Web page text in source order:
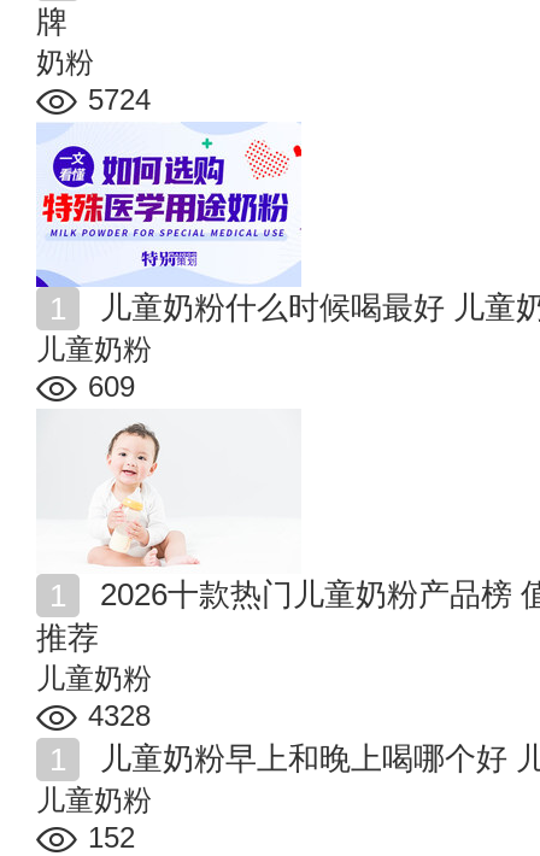
牌
奶粉
5724
儿童奶粉什么时候喝最好 儿童
儿童奶粉
609
推荐
儿童奶粉
4328
儿童奶粉早上和晚上喝哪个好
儿童奶粉
152